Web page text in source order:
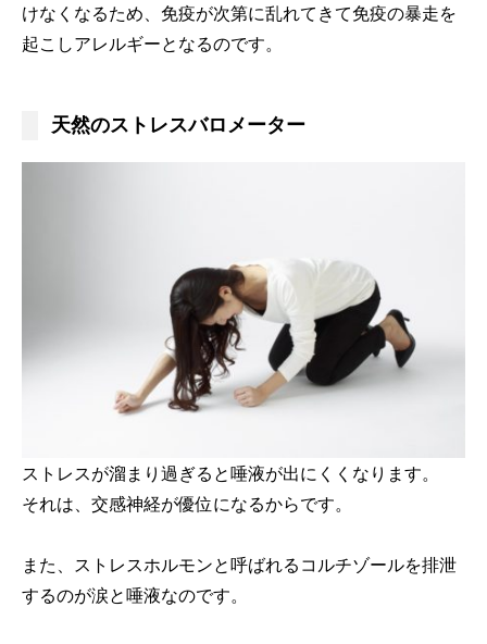
けなくなるため、免疫が次第に乱れてきて免疫の暴走を
起こしアレルギーとなるのです。
天然のストレスバロメーター
ストレスが溜まり過ぎると唾液が出にくくなります。
それは、交感神経が優位になるからです。
また、ストレスホルモンと呼ばれるコルチゾールを排泄
するのが涙と唾液なのです。